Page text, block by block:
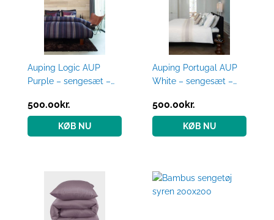
Auping Logic AUP
Purple – sengesæt –
Christensen Møbler
500.00 kr.
KØB NU
Auping Portugal AUP
White – sengesæt –
Christensen Møbler
500.00 kr.
KØB NU